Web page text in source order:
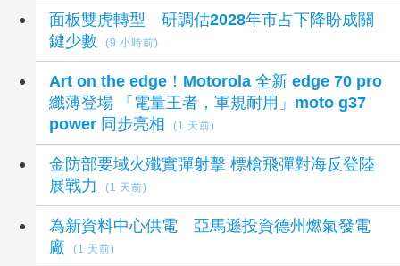
面板雙虎轉型 研調估2028年市占下降盼成關
鍵少數
(9 小時前)
Art on the edge！Motorola 全新 edge 70 pro
纖薄登場 「電量王者，軍規耐用」moto g37
power 同步亮相
(1 天前)
金防部要域火殲實彈射擊 標槍飛彈對海反登陸
展戰力
(1 天前)
為新資料中心供電 亞馬遜投資德州燃氣發電
廠
(1 天前)